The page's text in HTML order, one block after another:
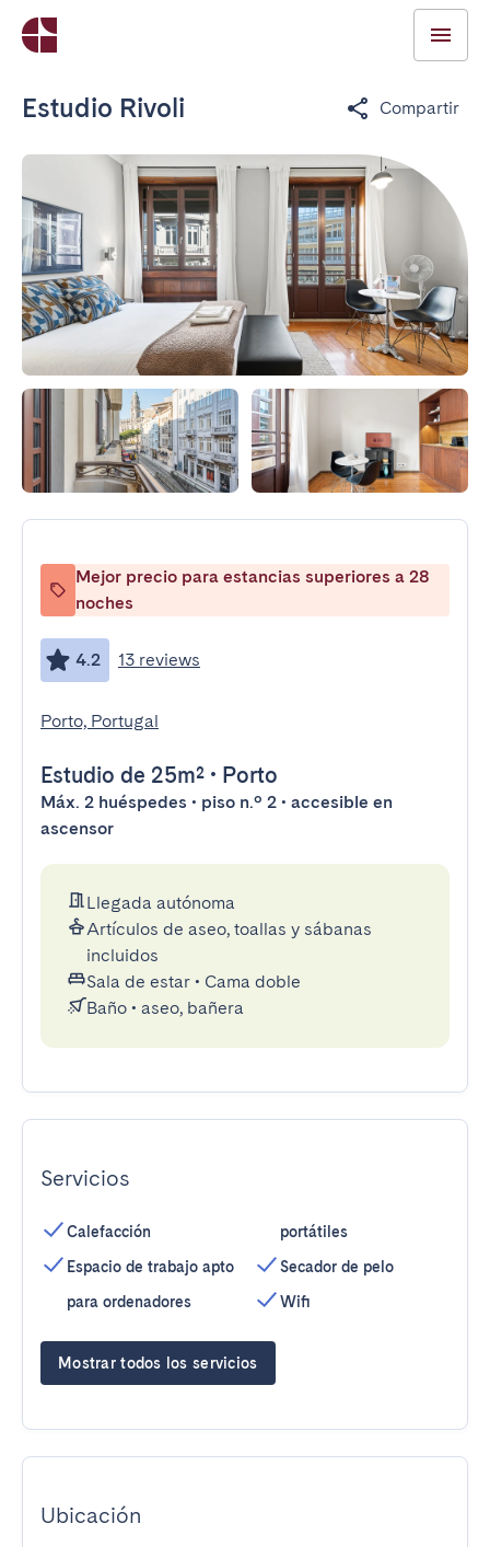
Estudio Rivoli Compartir
Mejor precio para estancias superiores a 28
noches
4.2 13 reviews
Porto, Portugal
Estudio de 25m² • Porto
Máx. 2 huéspedes • piso n.º 2 • accesible en
ascensor
Llegada autónoma
Artículos de aseo, toallas y sábanas
incluidos
Sala de estar • Cama doble
Baño • aseo, bañera
Servicios
Calefacción
Espacio de trabajo apto
para ordenadores
portátiles
Secador de pelo
Wifi
Mostrar todos los servicios
Ubicación